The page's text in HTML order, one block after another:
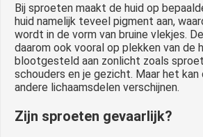
Bij sproeten maakt de huid op
huid namelijk teveel pigment aan,
wordt in de vorm van bruine vlekjes.
daarom ook vooral op plekken van de
blootgesteld aan zonlicht zoals
schouders en je gezicht. Maar het kan
andere lichaamsdelen verschijnen.
Zijn sproeten gevaarlijk?